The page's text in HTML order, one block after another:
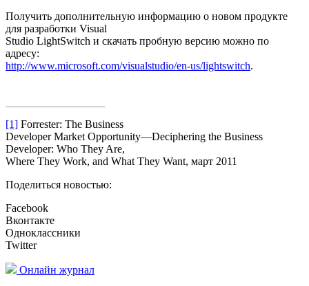
Получить дополнительную информацию о новом продукте
для разработки Visual
Studio LightSwitch и скачать пробную версию можно по
адресу:
http://www.microsoft.com/visualstudio/en-us/lightswitch.
[1] Forrester: The Business
Developer Market Opportunity—Deciphering the Business
Developer: Who They Are,
Where They Work, and What They Want, март 2011
Поделиться новостью:
Facebook
Вконтакте
Одноклассники
Twitter
Онлайн журнал